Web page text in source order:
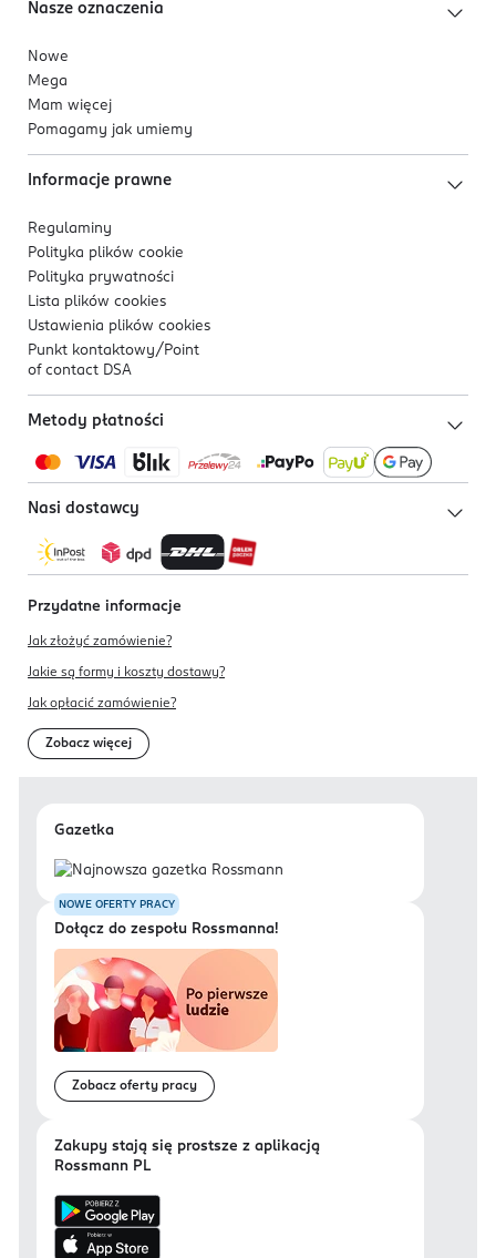
Nasze oznaczenia
Nowe
Mega
Mam więcej
Pomagamy jak umiemy
Informacje prawne
Regulaminy
Polityka plików cookie
Polityka prywatności
Lista plików cookies
Ustawienia plików cookies
Punkt kontaktowy/ Point
of contact DSA
Metody płatności
Nasi dostawcy
Przydatne informacje
Jak złożyć zamówienie?
Jakie są formy i koszty dostawy?
Jak opłacić zamówienie?
Zobacz więcej
Gazetka
NOWE OFERTY PRACY
Dołącz do zespołu Rossmanna!
Zobacz oferty pracy
Zakupy stają się prostsze z aplikacją
Rossmann PL